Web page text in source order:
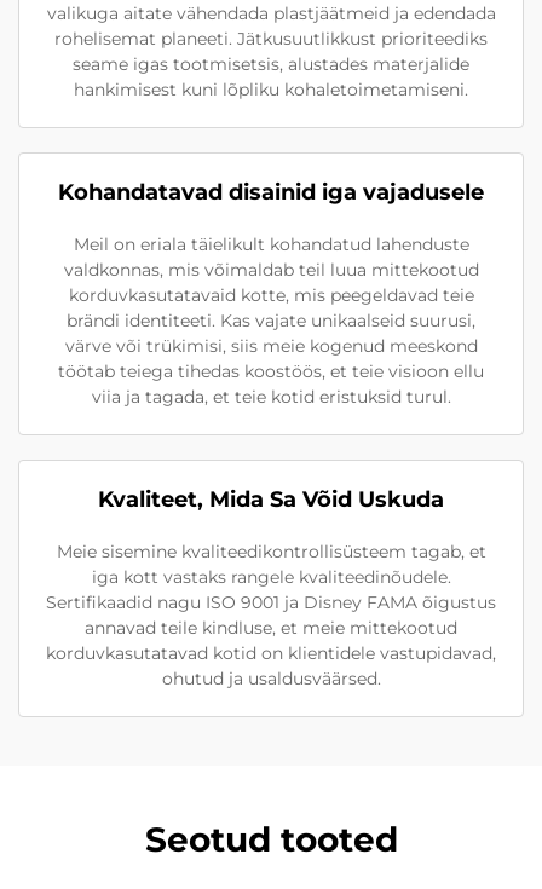
valikuga aitate vähendada plastjäätmeid ja edendada
rohelisemat planeeti. Jätkusuutlikkust prioriteediks
seame igas tootmisetsis, alustades materjalide
hankimisest kuni lõpliku kohaletoimetamiseni.
Kohandatavad disainid iga vajadusele
Meil on eriala täielikult kohandatud lahenduste
valdkonnas, mis võimaldab teil luua mittekootud
korduvkasutatavaid kotte, mis peegeldavad teie
brändi identiteeti. Kas vajate unikaalseid suurusi,
värve või trükimisi, siis meie kogenud meeskond
töötab teiega tihedas koostöös, et teie visioon ellu
viia ja tagada, et teie kotid eristuksid turul.
Kvaliteet, Mida Sa Võid Uskuda
Meie sisemine kvaliteedikontrollisüsteem tagab, et
iga kott vastaks rangele kvaliteedinõudele.
Sertifikaadid nagu ISO 9001 ja Disney FAMA õigustus
annavad teile kindluse, et meie mittekootud
korduvkasutatavad kotid on klientidele vastupidavad,
ohutud ja usaldusväärsed.
Seotud tooted